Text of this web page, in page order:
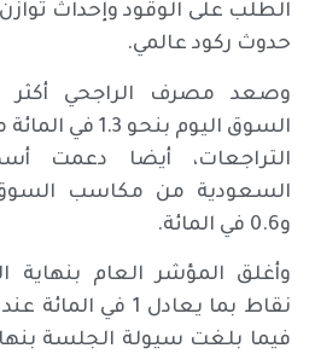
الطلب على الوقود وإحداث
حدوث ركود عالمي.
وصعد مصرف الراجحي أكثر
السوق اليوم
التراجعات، أيضا دعمت
و0.6 في المائة.